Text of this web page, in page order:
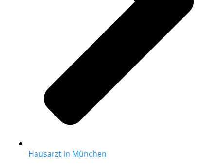
Hausarzt in München